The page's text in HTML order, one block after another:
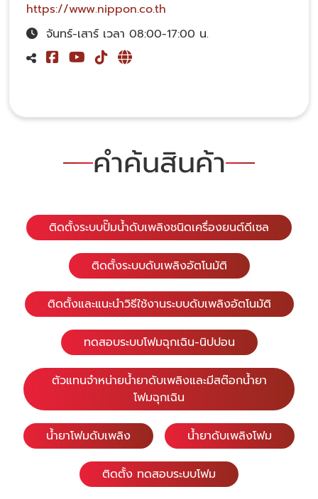
https://www.nippon.co.th
จันทร์-เสาร์ เวลา 08:00-17:00 น.
คำค้นสินค้า
ติดตั้งระบบปั๊มน้ำดับเพลิงชนิดเครื่องยนต์ดีเซล
ติดตั้งระบบดับเพลิงอัตโนมัติ
ติดตั้งและแนะนำวิธีใช้งานระบบดับเพลิงอัตโนมัติ
ทดสอบระบบโฟมฉุกเฉิน-นิปปอน
ตัวแทนจำหน่ายน้ำยาดับเพลิงและมีสต๊อกน้ำยา
โฟมฉุกเฉิน
น้ำยาโฟมดับเพลิง น้ำยาดับเพลิงโฟม
ติดตั้ง ทดสอบระบบโฟม